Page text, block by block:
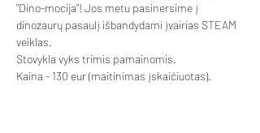
"Dino-mocija"! Jos metu pasinersime į
dinozaurų pasaulį išbandydami įvairias STEAM
veiklas.
Stovykla vyks trimis pamainomis.
Kaina - 130 eur (maitinimas įskaičiuotas).